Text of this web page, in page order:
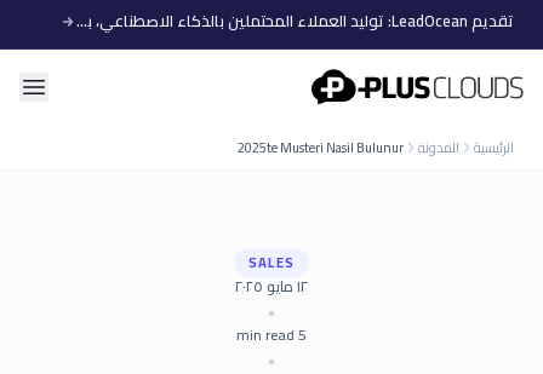
تقديم LeadOcean: توليد العملاء المحتملين بالذكاء الاصطناعي، بيانات منتقاة، توسع سهل
PlusClouds
الرئيسية المدونة 2025te Musteri Nasil Bulunur
SALES
١٢ مايو ٢٠٢٥
•
5
•